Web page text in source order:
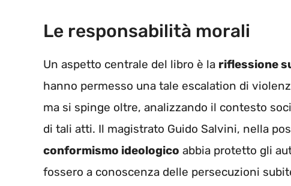
Le responsabilità morali
Un aspetto centrale del libro è la riflessione
hanno permesso una tale escalation di
ma si spinge oltre, analizzando il contesto
di tali atti. Il magistrato Guido Salvini, nella
conformismo ideologico abbia protetto gli
fossero a conoscenza delle persecuzioni